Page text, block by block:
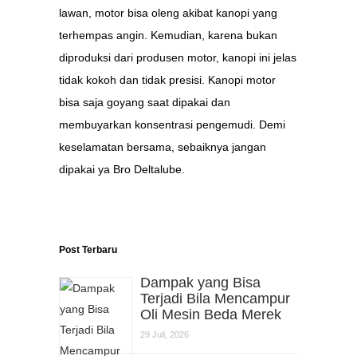
lawan, motor bisa oleng akibat kanopi yang
terhempas angin. Kemudian, karena bukan
diproduksi dari produsen motor, kanopi ini jelas
tidak kokoh dan tidak presisi. Kanopi motor
bisa saja goyang saat dipakai dan
membuyarkan konsentrasi pengemudi. Demi
keselamatan bersama, sebaiknya jangan
dipakai ya Bro Deltalube.
Post Terbaru
Dampak yang Bisa
Terjadi Bila Mencampur
Oli Mesin Beda Merek
29 Juli, 2026